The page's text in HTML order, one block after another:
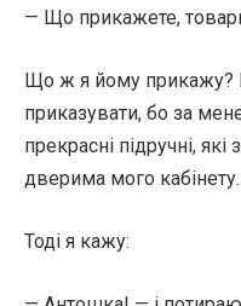
— Що прикажете,
Що ж я йому прикажу?
приказувати, бо за
прекрасні підручні,
дверима мого кабінету.
Тоді я кажу: